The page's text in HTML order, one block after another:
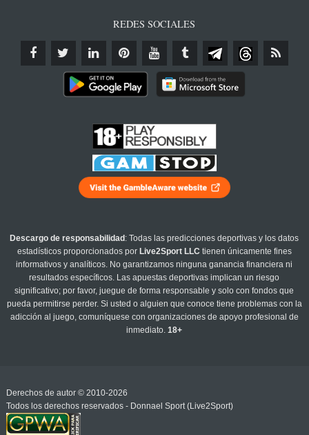
REDES SOCIALES
Descargo de responsabilidad : Todas las predicciones deportivas y los datos
estadísticos proporcionados por Live2Sport LLC tienen únicamente fines
informativos y analíticos. No garantizamos ninguna ganancia financiera ni
resultados específicos. Las apuestas deportivas implican un riesgo
significativo; por favor, juegue de forma responsable y solo con fondos que
pueda permitirse perder. Si usted o alguien que conoce tiene problemas con la
adicción al juego, comuníquese con organizaciones de apoyo profesional de
inmediato.18+
Derechos de autor © 2010-2026
Todos los derechos reservados - Donnael Sport (Live2Sport)